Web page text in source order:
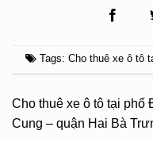
Tags: Cho thuê xe ô tô
Cho thuê xe ô tô tại phố
Cung – quận Hai Bà